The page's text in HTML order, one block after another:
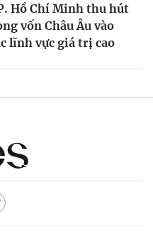
Hồ Chí Minh thu hút
vốn Châu Âu vào
lĩnh vực giá trị cao